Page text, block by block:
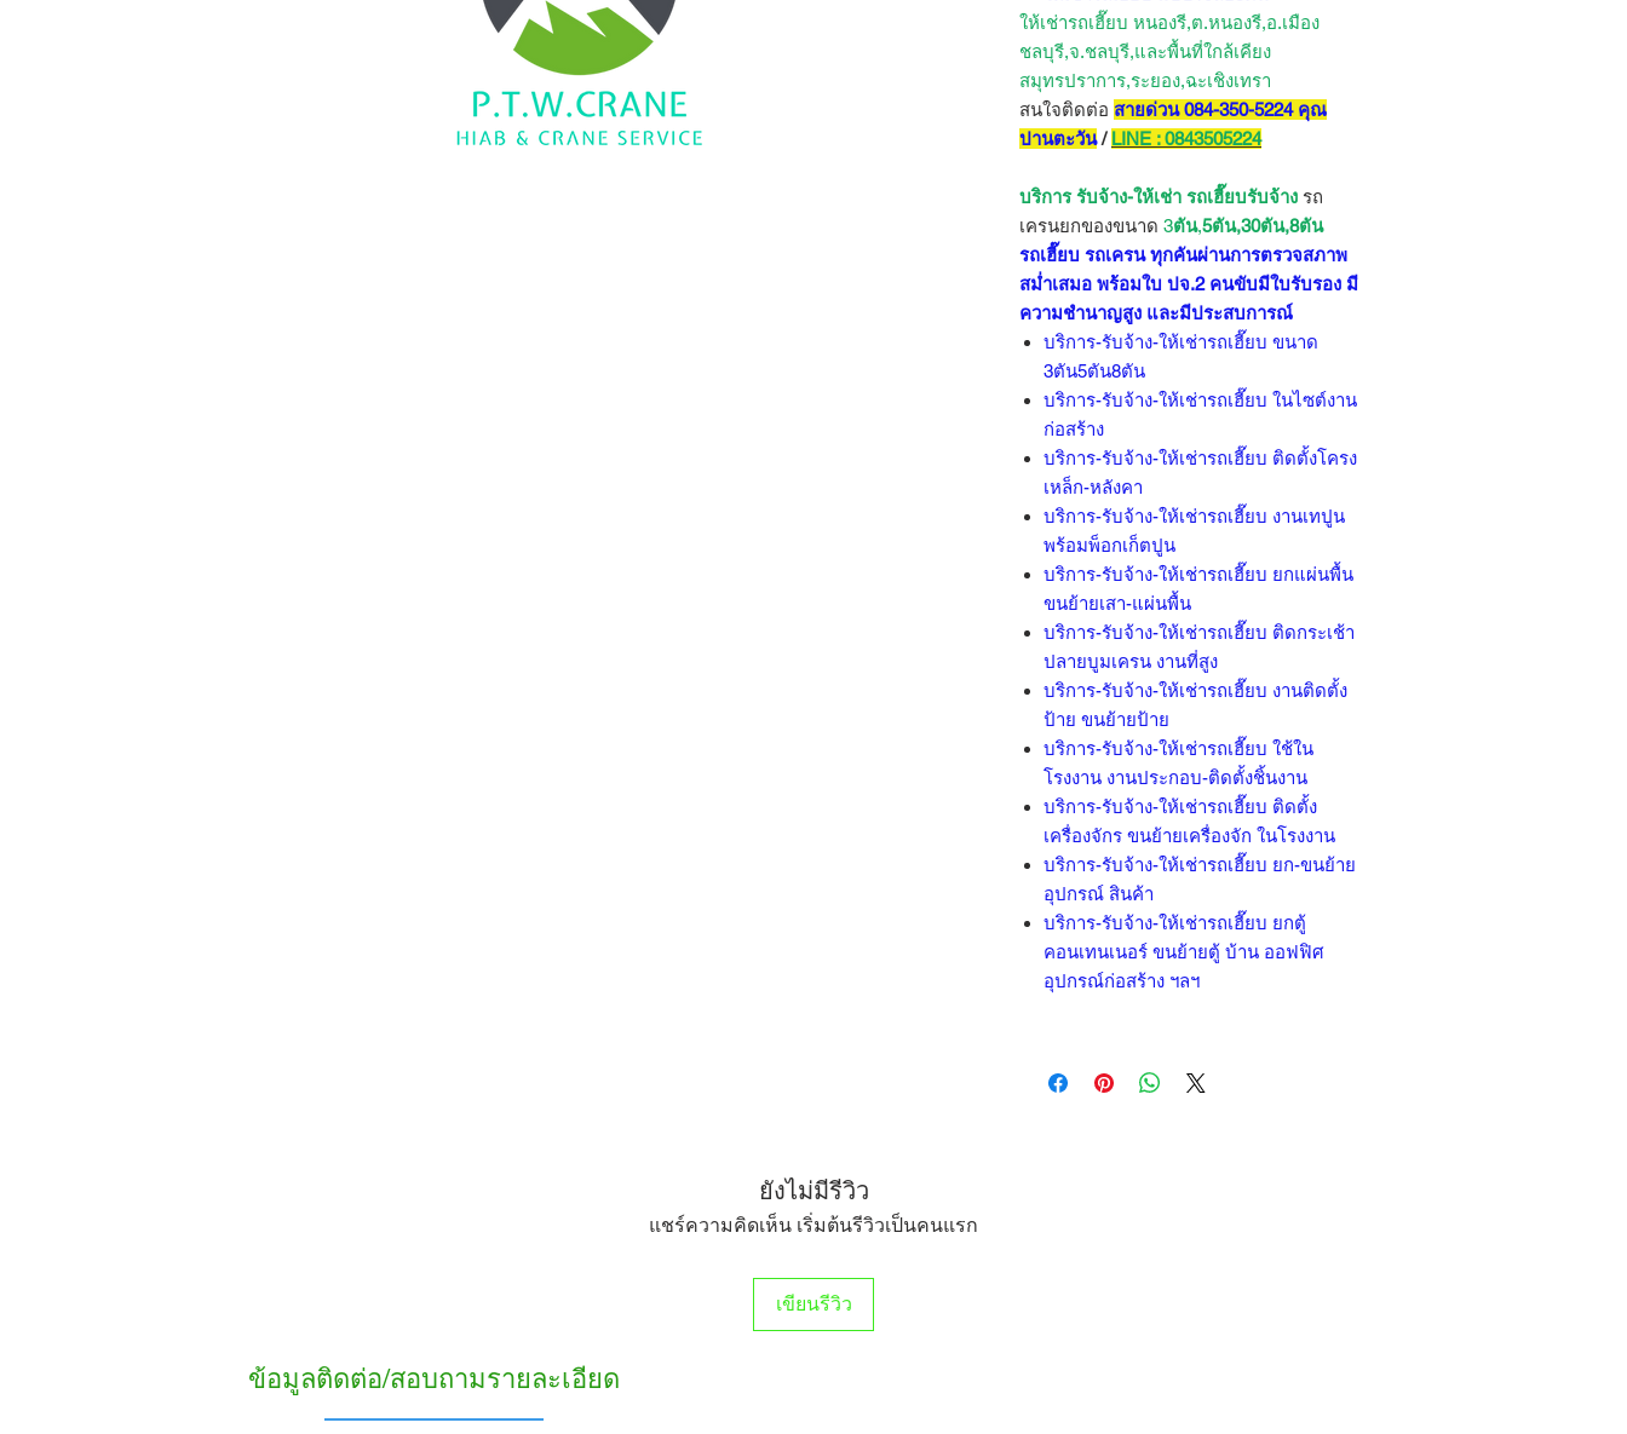
ให้เช่ารถเฮี๊ยบ หนองรี,ต.หนองรี,อ.เมือง
ชลบุรี,จ.ชลบุรี,และพื้นที่ใกล้เคียง
สมุทรปราการ,ระยอง,ฉะเชิงเทรา
สนใจติดต่อ สายด่วน 084-350-5224 คุณ
ปานตะวัน/ LINE : 0843505224
บริการ รับจ้าง-ให้เช่า รถเฮี๊ยบรับจ้าง รถ
เครนยกของขนาด 3ตัน,5ตัน,30ตัน,8ตัน
รถเฮี๊ยบ รถเครน ทุกคันผ่านการตรวจสภาพ
สม่ำเสมอ พร้อมใบ ปจ.2 คนขับมีใบรับรอง มี
ความชำนาญสูง และมีประสบการณ์
บริการ-รับจ้าง-ให้เช่ารถเฮี๊ยบ ขนาด
3ตัน5ตัน8ตัน
บริการ-รับจ้าง-ให้เช่ารถเฮี๊ยบ ในไซต์งาน
ก่อสร้าง
บริการ-รับจ้าง-ให้เช่ารถเฮี๊ยบ ติดตั้งโครง
เหล็ก-หลังคา
บริการ-รับจ้าง-ให้เช่ารถเฮี๊ยบ งานเทปูน
พร้อมพ็อกเก็ตปูน
บริการ-รับจ้าง-ให้เช่ารถเฮี๊ยบ ยกแผ่นพื้น
ขนย้ายเสา-แผ่นพื้น
บริการ-รับจ้าง-ให้เช่ารถเฮี๊ยบ ติดกระเช้า
ปลายบูมเครน งานที่สูง
บริการ-รับจ้าง-ให้เช่ารถเฮี๊ยบ งานติดตั้ง
ป้าย ขนย้ายป้าย
บริการ-รับจ้าง-ให้เช่ารถเฮี๊ยบ ใช้ใน
โรงงาน งานประกอบ-ติดตั้งชิ้นงาน
บริการ-รับจ้าง-ให้เช่ารถเฮี๊ยบ ติดตั้ง
เครื่องจักร ขนย้ายเครื่องจัก ในโรงงาน
บริการ-รับจ้าง-ให้เช่ารถเฮี๊ยบ ยก-ขนย้าย
อุปกรณ์ สินค้า
บริการ-รับจ้าง-ให้เช่ารถเฮี๊ยบ ยกตู้
คอนเทนเนอร์ ขนย้ายตู้ บ้าน ออฟฟิศ
อุปกรณ์ก่อสร้าง ฯลฯ
ยังไม่มีรีวิว
แชร์ความคิดเห็น เริ่มต้นรีวิวเป็นคนแรก
เขียนรีวิว
ข้อมูลติดต่อ/สอบถามรายละเอียด